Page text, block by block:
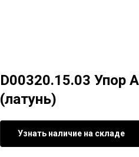
D00320.15.03 Упор
(латунь)
Узнать наличие на складе